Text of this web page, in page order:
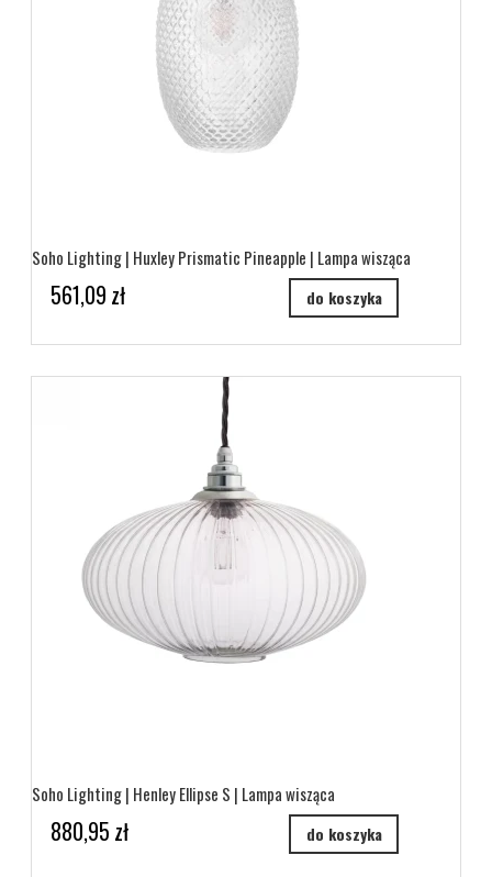
Soho Lighting | Huxley Prismatic Pineapple | Lampa wisząca
561,09 zł do koszyka
Soho Lighting | Henley Ellipse S | Lampa wisząca
880,95 zł do koszyka